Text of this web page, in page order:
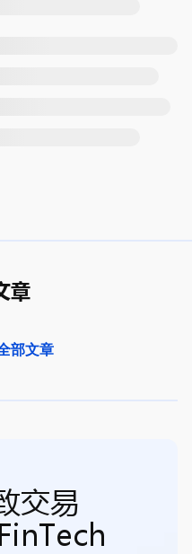
章
部文章
交易